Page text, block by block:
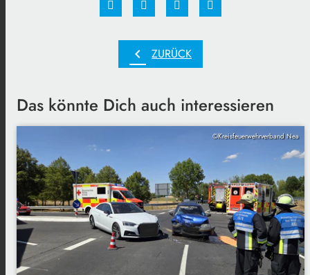
chevron_left ZURÜCK
Das könnte Dich auch interessieren
©Kreisfeuerwehrverband Nea